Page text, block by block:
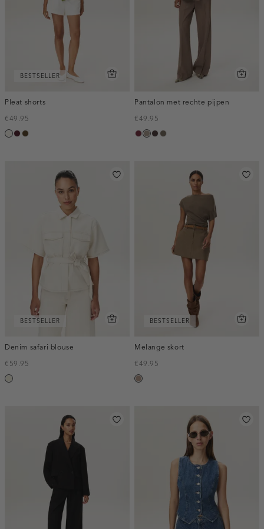
BESTSELLER
Pleat shorts
€49.95
creme,
pruim,
toffee
Pantalon met rechte pijpen
€49.95
bordeaux,
taupe,
choco,
bruin
BESTSELLER
Denim safari blouse
€59.95
ecru
BESTSELLER
Melange skort
€49.95
taupe,